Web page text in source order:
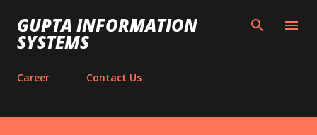
Skip to main content
GUPTA INFORMATION
SYSTEMS
Career Contact Us